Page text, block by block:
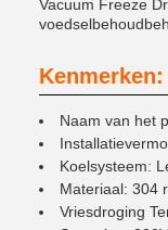
Vacuum Freeze
Kenmerken:
Naam van het
Koelsysteem:
Materiaal: 304
Vriesdroging